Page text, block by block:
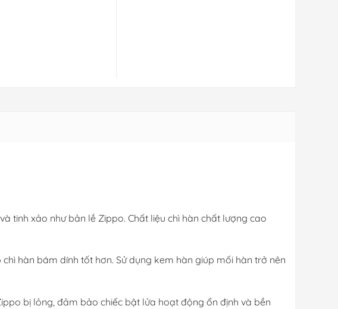
tinh xảo như bản lề Zippo. Chất liệu chì hàn chất lượng cao
hàn bám dính tốt hơn. Sử dụng kem hàn giúp mối hàn trở nên
bị lỏng, đảm bảo chiếc bật lửa hoạt động ổn định và bền